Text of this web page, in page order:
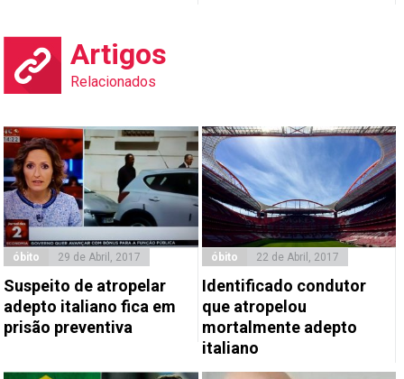
Artigos
Relacionados
óbito 29 de Abril, 2017
Suspeito de atropelar
adepto italiano fica em
prisão preventiva
óbito 22 de Abril, 2017
Identificado condutor
que atropelou
mortalmente adepto
italiano